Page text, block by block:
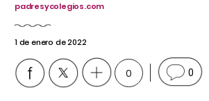
padresycolegios.com
1 de enero de 2022
0 0